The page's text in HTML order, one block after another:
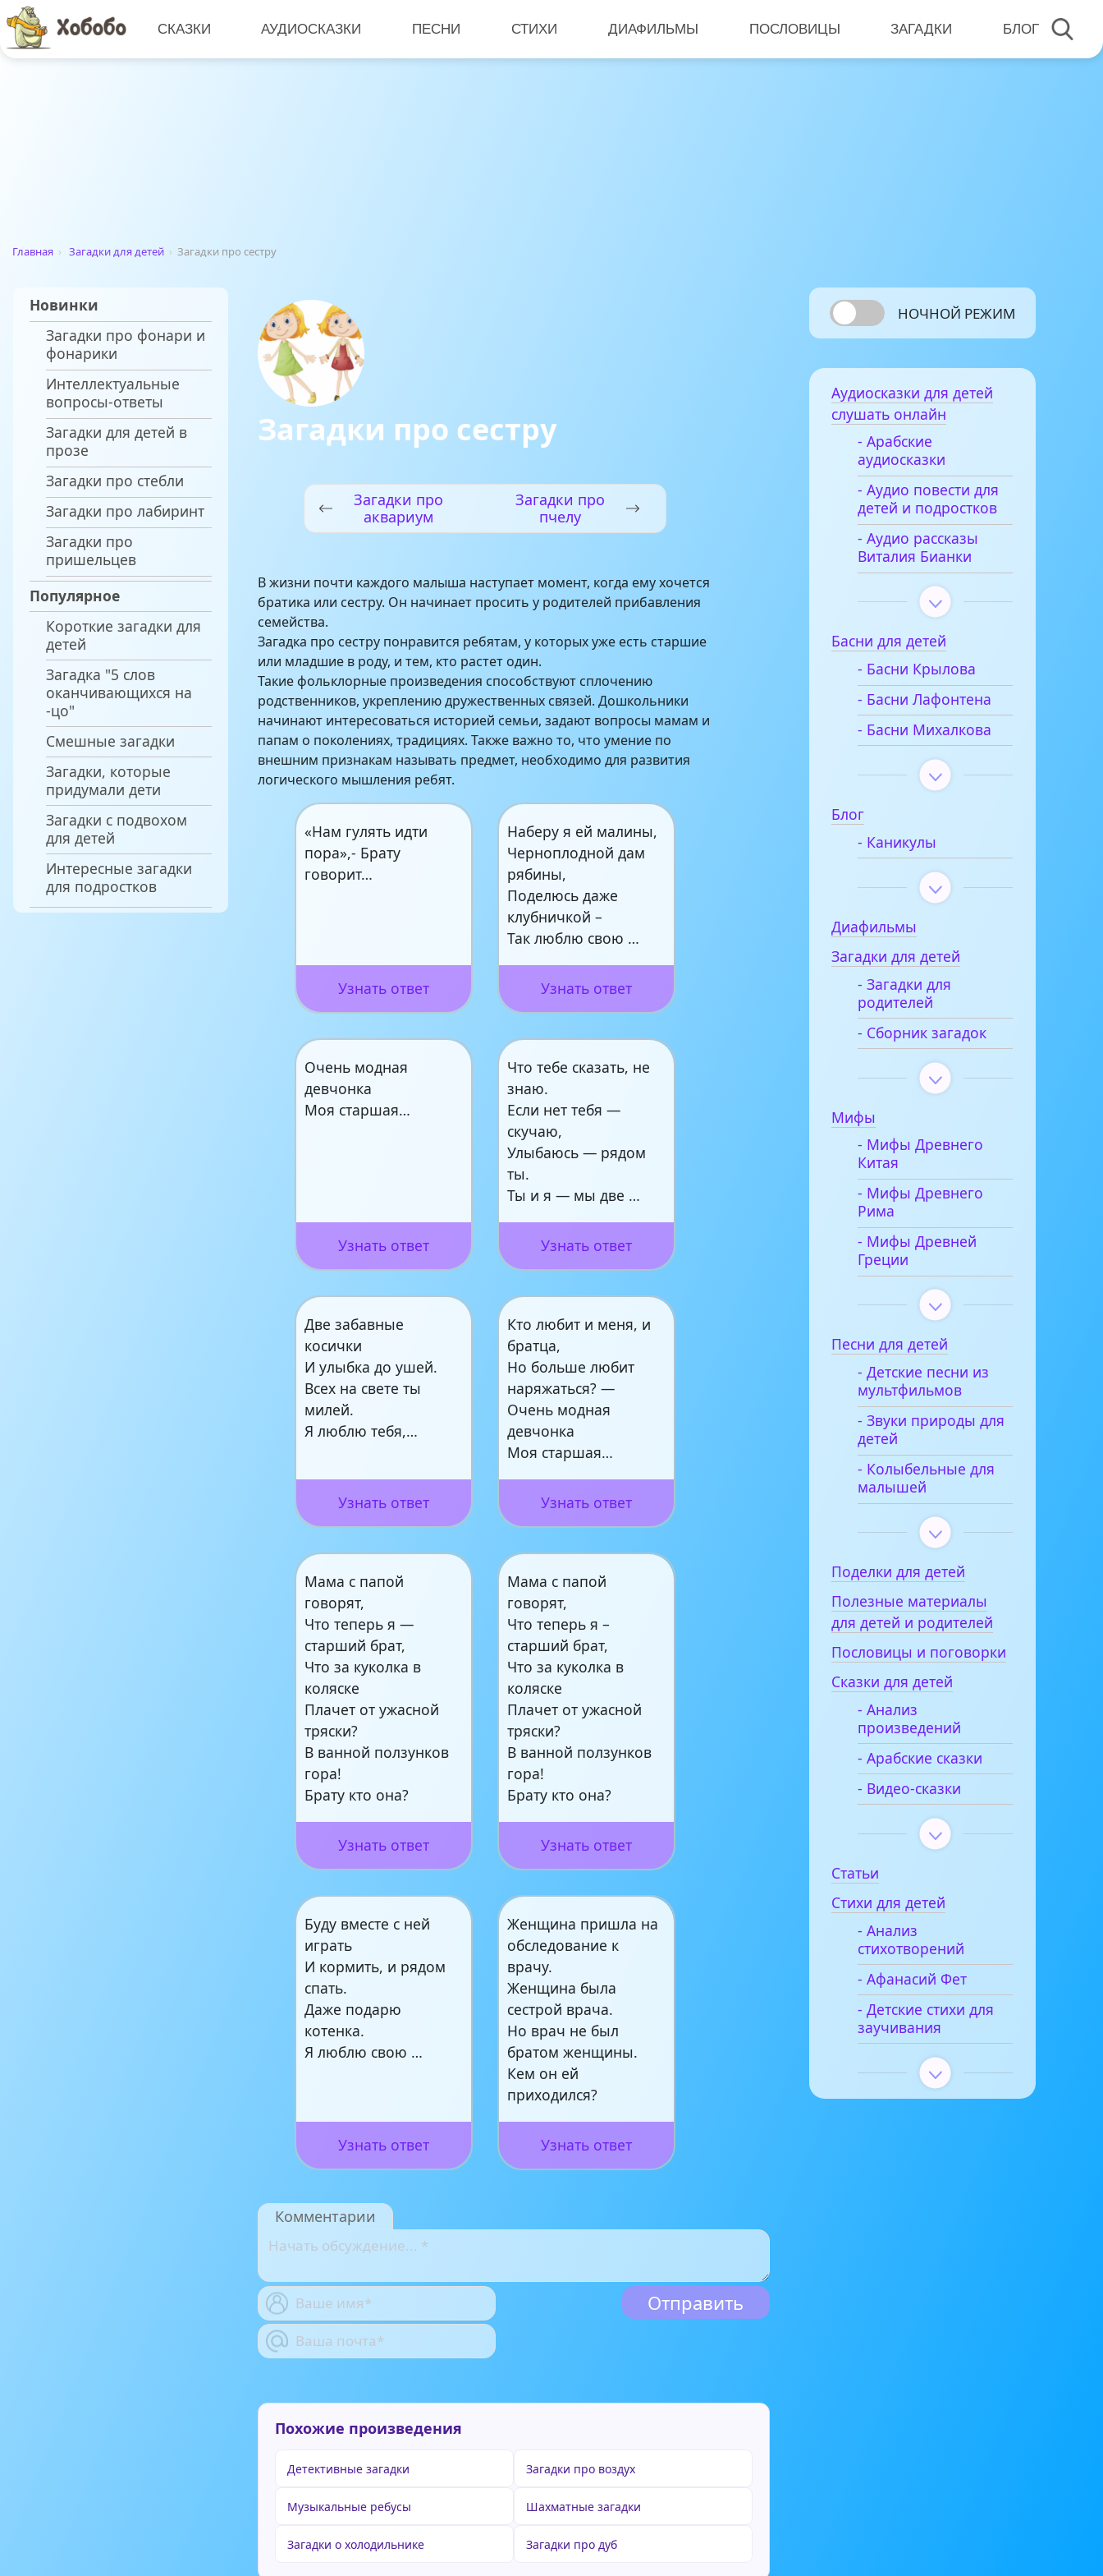
СКАЗКИ АУДИОСКАЗКИ ПЕСНИ СТИХИ ДИАФИЛЬМЫ ПОСЛОВИЦЫ ЗАГАДКИ БЛОГ
Главная › Загадки для детей › Загадки про сестру
Новинки
Загадки про фонари и
фонарики
Интеллектуальные
вопросы-ответы
Загадки для детей в
прозе
Загадки про стебли
Загадки про лабиринт
Загадки про
пришельцев
Популярное
Короткие загадки для
детей
Загадка "5 слов
оканчивающихся на
-цо"
Смешные загадки
Загадки, которые
придумали дети
Загадки с подвохом
для детей
Интересные загадки
для подростков
Загадки про сестру
Загадки про
аквариум
Загадки про
пчелу
В жизни почти каждого малыша наступает момент, когда ему хочется
братика или сестру. Он начинает просить у родителей прибавления
семейства.
Загадка про сестру понравится ребятам, у которых уже есть старшие
или младшие в роду, и тем, кто растет один.
Такие фольклорные произведения способствуют сплочению
родственников, укреплению дружественных связей. Дошкольники
начинают интересоваться историей семьи, задают вопросы мамам и
папам о поколениях, традициях. Также важно то, что умение по
внешним признакам называть предмет, необходимо для развития
логического мышления ребят.
«Нам гулять идти
пора»,- Брату
говорит…
Узнать ответ
Наберу я ей малины,
Черноплодной дам
рябины,
Поделюсь даже
клубничкой –
Так люблю свою …
Узнать ответ
Очень модная
девчонка
Моя старшая…
Узнать ответ
Что тебе сказать, не
знаю.
Если нет тебя —
скучаю,
Улыбаюсь — рядом
ты.
Ты и я — мы две …
Узнать ответ
Две забавные
косички
И улыбка до ушей.
Всех на свете ты
милей.
Я люблю тебя,…
Узнать ответ
Кто любит и меня, и
братца,
Но больше любит
наряжаться? —
Очень модная
девчонка
Моя старшая…
Узнать ответ
Мама с папой
говорят,
Что теперь я —
старший брат,
Что за куколка в
коляске
Плачет от ужасной
тряски?
В ванной ползунков
гора!
Брату кто она?
Узнать ответ
Мама с папой
говорят,
Что теперь я –
старший брат,
Что за куколка в
коляске
Плачет от ужасной
тряски?
В ванной ползунков
гора!
Брату кто она?
Узнать ответ
Буду вместе с ней
играть
И кормить, и рядом
спать.
Даже подарю
котенка.
Я люблю свою …
Узнать ответ
Женщина пришла на
обследование к
врачу.
Женщина была
сестрой врача.
Но врач не был
братом женщины.
Кем он ей
приходился?
Узнать ответ
Комментарии
Похожие произведения
Детективные загадки Загадки про воздух
Музыкальные ребусы Шахматные загадки
Загадки о холодильнике Загадки про дуб
НОЧНОЙ РЕЖИМ
Аудиосказки для детей
слушать онлайн
- Арабские
аудиосказки
- Аудио повести для
детей и подростков
- Аудио рассказы
Виталия Бианки
Басни для детей
- Басни Крылова
- Басни Лафонтена
- Басни Михалкова
Блог
- Каникулы
Диафильмы
Загадки для детей
- Загадки для
родителей
- Сборник загадок
Мифы
- Мифы Древнего
Китая
- Мифы Древнего
Рима
- Мифы Древней
Греции
Песни для детей
- Детские песни из
мультфильмов
- Звуки природы для
детей
- Колыбельные для
малышей
Поделки для детей
Полезные материалы
для детей и родителей
Пословицы и поговорки
Сказки для детей
- Анализ
произведений
- Арабские сказки
- Видео-сказки
Статьи
Стихи для детей
- Анализ
стихотворений
- Афанасий Фет
- Детские стихи для
заучивания